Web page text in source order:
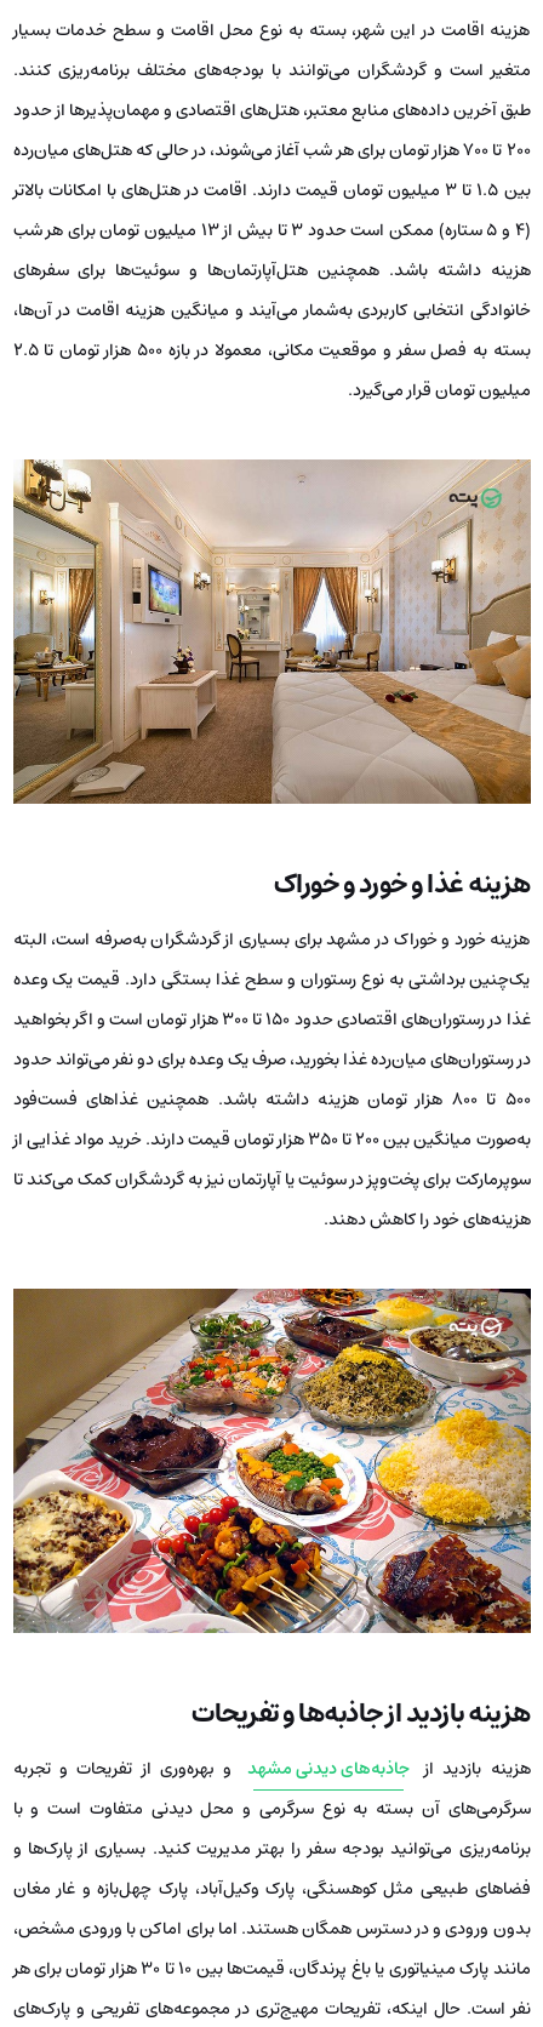
هزینه اقامت در این شهر، بسته به نوع محل اقامت و سطح خدمات بسیار
متغیر است و گردشگران می‌توانند با بودجه‌های مختلف برنامه‌ریزی کنند.
طبق آخرین داده‌های منابع معتبر، هتل‌های اقتصادی و مهمان‌پذیرها از حدود
۲۰۰ تا ۷۰۰ هزار تومان برای هر شب آغاز می‌شوند، در حالی که هتل‌های میان‌رده
بین ۱.۵ تا ۳ میلیون تومان قیمت دارند. اقامت در هتل‌های با امکانات بالاتر
(۴ و ۵ ستاره) ممکن است حدود ۳ تا بیش از ۱۳ میلیون تومان برای هر شب
هزینه داشته باشد. همچنین هتل‌آپارتمان‌ها و سوئیت‌ها برای سفرهای
خانوادگی انتخابی کاربردی به‌شمار می‌آیند و میانگین هزینه اقامت در آن‌ها،
بسته به فصل سفر و موقعیت مکانی، معمولا در بازه ۵۰۰ هزار تومان تا ۲.۵
میلیون تومان قرار می‌گیرد.
هزینه غذا و خورد و خوراک
هزینه خورد و خوراک در مشهد برای بسیاری از گردشگران به‌صرفه است، البته
یک‌چنین برداشتی به نوع رستوران و سطح غذا بستگی دارد. قیمت یک وعده
غذا در رستوران‌های اقتصادی حدود ۱۵۰ تا ۳۰۰ هزار تومان است و اگر بخواهید
در رستوران‌های میان‌رده غذا بخورید، صرف یک وعده برای دو نفر می‌تواند حدود
۵۰۰ تا ۸۰۰ هزار تومان هزینه داشته باشد. همچنین غذاهای فست‌فود
به‌صورت میانگین بین ۲۰۰ تا ۳۵۰ هزار تومان قیمت دارند. خرید مواد غذایی از
سوپرمارکت برای پخت‌وپز در سوئیت یا آپارتمان نیز به گردشگران کمک می‌کند تا
هزینه‌های خود را کاهش دهند.
هزینه بازدید از جاذبه‌ها و تفریحات
هزینه بازدید از جاذبه‌های دیدنی مشهد و بهره‌وری از تفریحات و تجربه
سرگرمی‌های آن بسته به نوع سرگرمی و محل دیدنی متفاوت است و با
برنامه‌ریزی می‌توانید بودجه سفر را بهتر مدیریت کنید. بسیاری از پارک‌ها و
فضاهای طبیعی مثل کوهسنگی، پارک وکیل‌آباد، پارک چهل‌بازه و غار مغان
بدون ورودی و در دسترس همگان هستند. اما برای اماکن با ورودی مشخص،
مانند پارک مینیاتوری یا باغ پرندگان، قیمت‌ها بین ۱۰ تا ۳۰ هزار تومان برای هر
نفر است. حال اینکه، تفریحات مهیج‌تری در مجموعه‌های تفریحی و پارک‌های